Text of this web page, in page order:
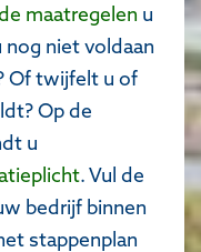
maatregelen u
niet voldaan
Of twijfelt u of
Op de
u
. Vul de
bedrijf binnen
stappenplan